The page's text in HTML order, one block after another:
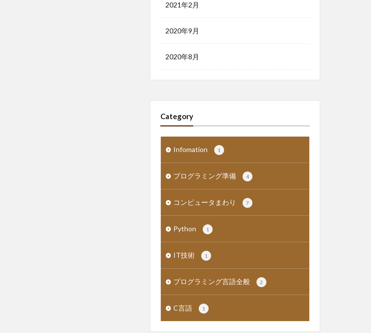
2021年2月
2020年9月
2020年8月
Category
Infomation 1
プログラミング準備 4
コンピュータまわり 7
Python 1
IT技術 1
プログラミング言語全般 2
C言語 1